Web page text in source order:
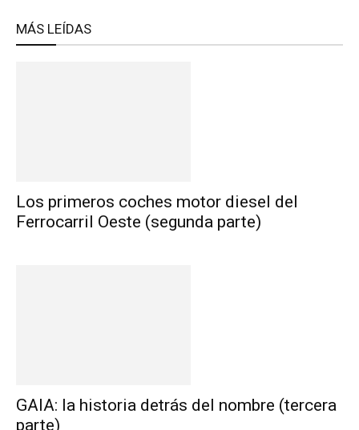
MÁS LEÍDAS
Los primeros coches motor diesel del
Ferrocarril Oeste (segunda parte)
GAIA: la historia detrás del nombre (tercera
parte)